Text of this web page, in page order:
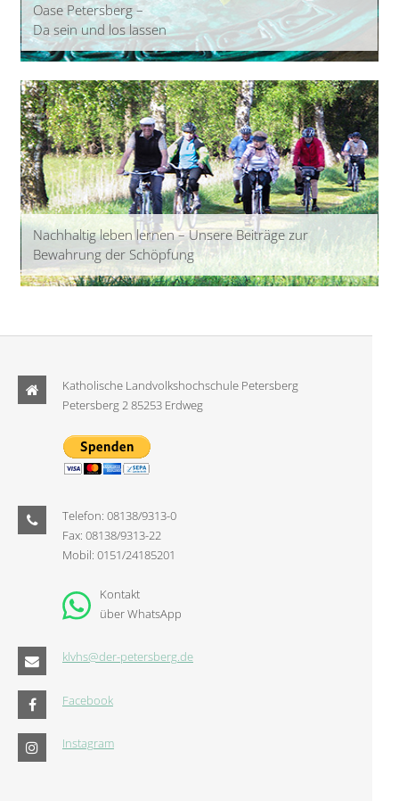
Oase Petersberg –
Da sein und los lassen
Nachhaltig leben lernen – Unsere Beiträge zur
Bewahrung der Schöpfung
Katholische Landvolkshochschule Petersberg
Petersberg 2 85253 Erdweg
Telefon: 08138/9313-0
Fax: 08138/9313-22
Mobil: 0151/24185201
Kontakt
über WhatsApp
klvhs@der-petersberg.de
Facebook
Instagram